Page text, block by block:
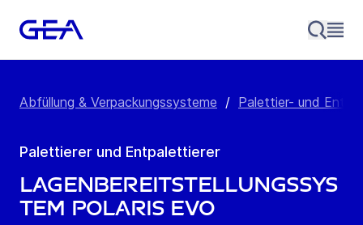
Abfüllung & Verpackungssysteme / Palettier- und
Palettierer und Entpalettierer
Lagenbereitstellungssys
tem Polaris EVO